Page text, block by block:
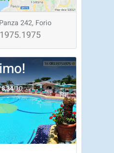
242, Forio
8,34/10